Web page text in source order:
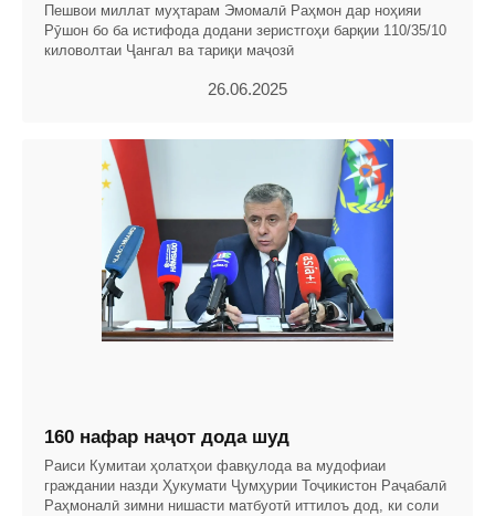
Пешвои миллат муҳтарам Эмомалӣ Раҳмон дар ноҳияи
Рӯшон бо ба истифода додани зеристгоҳи барқии 110/35/10
киловолтаи Ҷангал ва тариқи маҷозӣ
26.06.2025
160 нафар наҷот дода шуд
Раиси Кумитаи ҳолатҳои фавқулода ва мудофиаи
граждании назди Ҳукумати Ҷумҳурии Тоҷикистон Раҷабалӣ
Раҳмоналӣ зимни нишасти матбуотӣ иттилоъ дод, ки соли